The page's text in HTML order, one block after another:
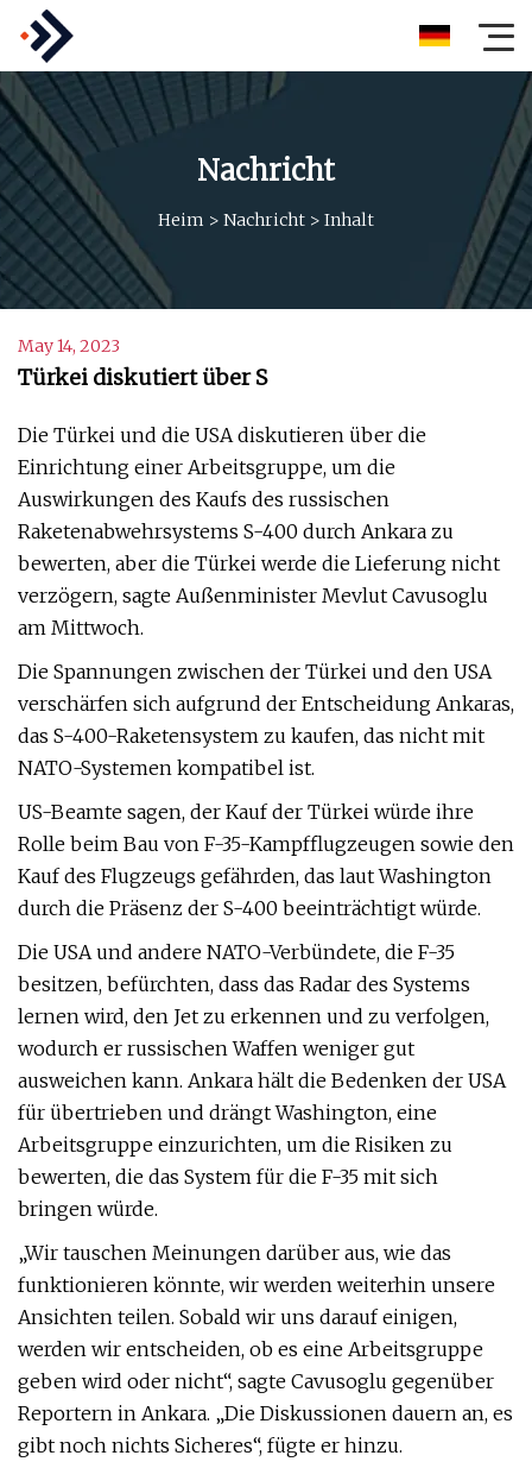
Nachricht
Heim > Nachricht > Inhalt
May 14, 2023
Türkei diskutiert über S
Die Türkei und die USA diskutieren über die
Einrichtung einer Arbeitsgruppe, um die
Auswirkungen des Kaufs des russischen
Raketenabwehrsystems S-400 durch Ankara zu
bewerten, aber die Türkei werde die Lieferung nicht
verzögern, sagte Außenminister Mevlut Cavusoglu
am Mittwoch.
Die Spannungen zwischen der Türkei und den USA
verschärfen sich aufgrund der Entscheidung Ankaras,
das S-400-Raketensystem zu kaufen, das nicht mit
NATO-Systemen kompatibel ist.
US-Beamte sagen, der Kauf der Türkei würde ihre
Rolle beim Bau von F-35-Kampfflugzeugen sowie den
Kauf des Flugzeugs gefährden, das laut Washington
durch die Präsenz der S-400 beeinträchtigt würde.
Die USA und andere NATO-Verbündete, die F-35
besitzen, befürchten, dass das Radar des Systems
lernen wird, den Jet zu erkennen und zu verfolgen,
wodurch er russischen Waffen weniger gut
ausweichen kann. Ankara hält die Bedenken der USA
für übertrieben und drängt Washington, eine
Arbeitsgruppe einzurichten, um die Risiken zu
bewerten, die das System für die F-35 mit sich
bringen würde.
„Wir tauschen Meinungen darüber aus, wie das
funktionieren könnte, wir werden weiterhin unsere
Ansichten teilen. Sobald wir uns darauf einigen,
werden wir entscheiden, ob es eine Arbeitsgruppe
geben wird oder nicht“, sagte Cavusoglu gegenüber
Reportern in Ankara. „Die Diskussionen dauern an, es
gibt noch nichts Sicheres“, fügte er hinzu.